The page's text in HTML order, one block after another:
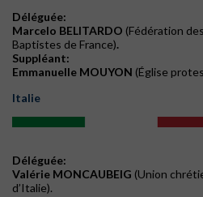
Déléguée:
Marcelo BELITARDO (Fédération
Baptistes de France).
Suppléant:
Emmanuelle MOUYON (Église
Italie
Déléguée:
Valérie MONCAUBEIG (Union
d’Italie).